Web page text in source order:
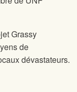
Grassy
de
dévastateurs.